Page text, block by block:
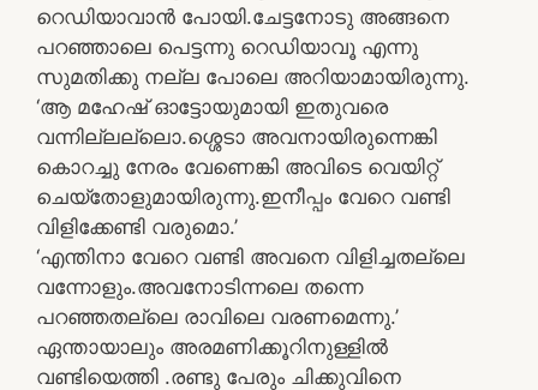
റെഡിയാവാന്‍ പോയി.ചേട്ടനോടു അങ്ങനെ
പറഞ്ഞാലെ പെട്ടന്നു റെഡിയാവൂ എന്നു
സുമതിക്കു നല്ല പോലെ അറിയാമായിരുന്നു.
‘ആ മഹേഷ് ഓട്ടോയുമായി ഇതുവരെ
വന്നില്ലല്ലൊ.ശ്ശെടാ അവനായിരുന്നെങ്കി
കൊറച്ചു നേരം വേണെങ്കി അവിടെ വെയിറ്റ്
ചെയ്‌തോളുമായിരുന്നു.ഇനീപ്പം വേറെ വണ്ടി
വിളിക്കേണ്ടി വരുമൊ.’
‘എന്തിനാ വേറെ വണ്ടി അവനെ വിളിച്ചതല്ലെ
വന്നോളും.അവനോടിന്നലെ തന്നെ
പറഞ്ഞതല്ലെ രാവിലെ വരണമെന്നു.’
ഏന്തായാലും അരമണിക്കൂറിനുള്ളില്‍
വണ്ടിയെത്തി .രണ്ടു പേരും ചിക്കുവിനെ